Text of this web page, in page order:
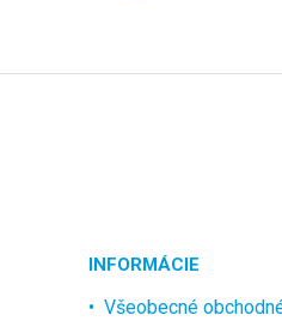
INFORMÁCIE
Všeobecné